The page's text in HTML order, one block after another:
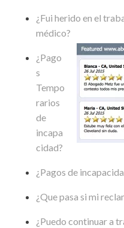
¿Fui herido en el
médico?
¿Pago
s
Tempo
rarios
de
incapa
cidad?
¿Pagos de
¿Que pasa si mi
¿Puedo continuar a